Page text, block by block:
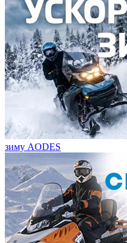
зиму AODES